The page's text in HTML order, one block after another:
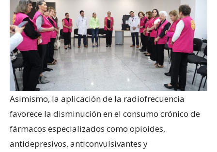
Asimismo, la aplicación de la radiofrecuencia
favorece la disminución en el consumo crónico de
fármacos especializados como opioides,
antidepresivos, anticonvulsivantes y